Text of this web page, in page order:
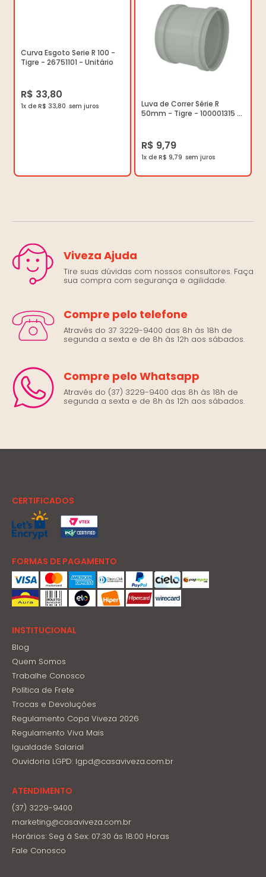
Curva Esgoto Serie R 100 -
Tigre - 26751101 - Unitário
R$ 33,80
1x de R$ 33,80
Luva de Correr Série R
50mm - Tigre - 100001315 -
R$ 9,79
1x de R$ 9,79
Viveza Ajuda
Tire suas dúvidas com nossos consultores. Faça
sua compra com segurança e agilidade.
Compre pelo telefone
Através do 37 3229-9400 das 8h às 18h de
segunda a sexta e de 8h às 12h aos sábados.
Compre pelo Whatsapp
Através do (37) 3229-9400 das 8h às 18h de
segunda a sexta e de 8h às 12h aos sábados.
CERTIFICADOS
FORMAS DE PAGAMENTO
INSTITUCIONAL
Blog
Quem Somos
Trabalhe Conosco
Política de Frete
Trocas e Devoluções
Regulamento Copa Viveza 2026
Regulamento Viva Mais
Igualdade Salarial
Ouvidoria LGPD: lgpd@casaviveza.com.br
ATENDIMENTO
(37) 3229-9400
marketing@casaviveza.com.br
Horários: Seg á Sex: 07:30 ás 18:00 Horas
Fale Conosco